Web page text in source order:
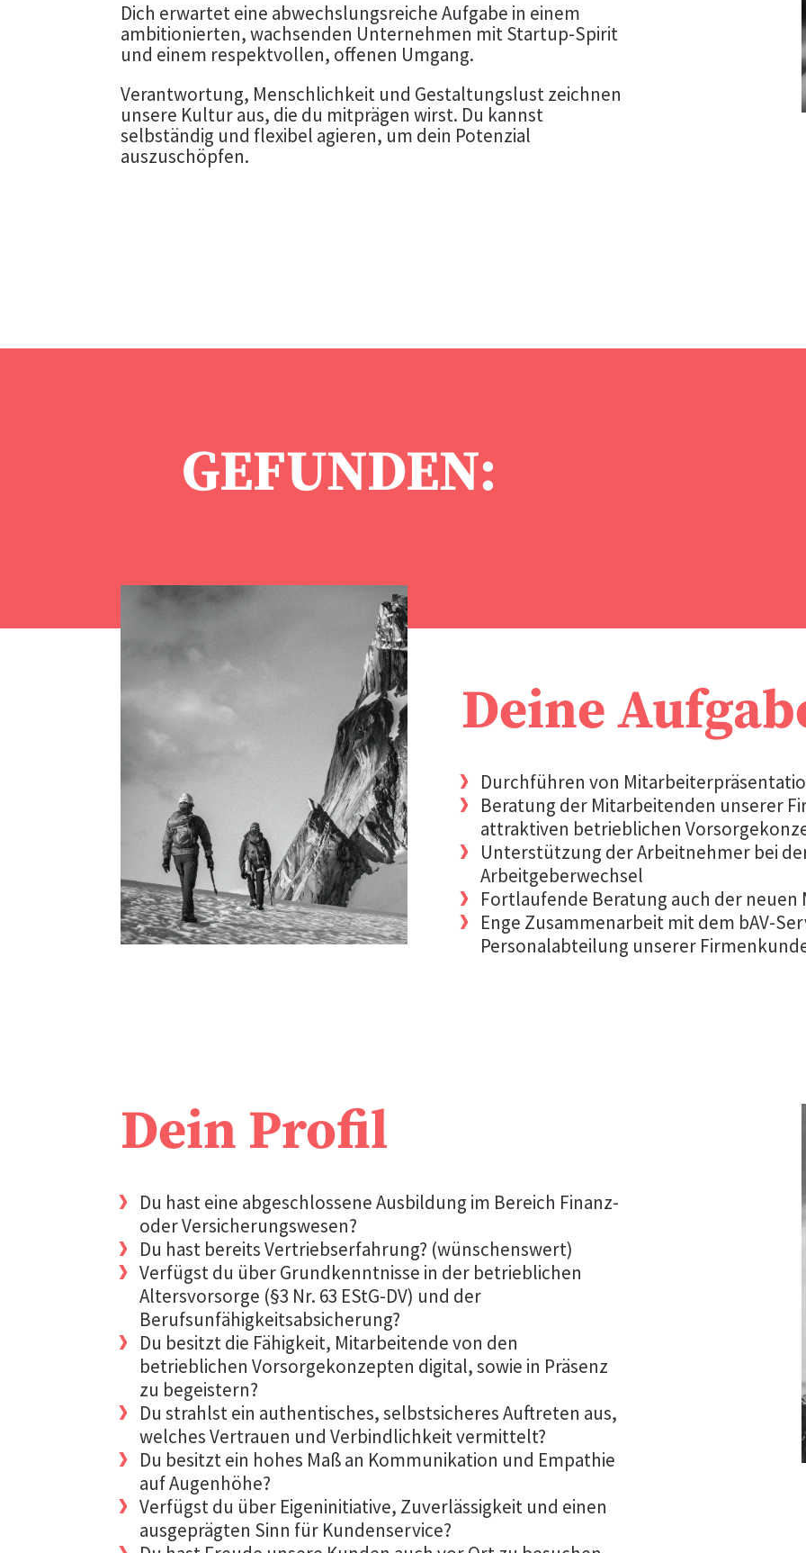
Dich erwartet eine abwechslungsreiche Aufgabe in einem
ambitionierten, wachsenden Unternehmen mit Startup-Spirit
und einem respektvollen, offenen Umgang.
Verantwortung, Menschlichkeit und Gestaltungslust zeichnen
unsere Kultur aus, die du mitprägen wirst. Du kannst
selbständig und flexibel agieren, um dein Potenzial
auszuschöpfen.
GEFUNDEN:
Deine
Durchführen von
Beratung der Mitarbeitenden unserer
attraktiven betrieblichen
Unterstützung der Arbeitnehmer bei
Arbeitgeberwechsel
Fortlaufende Beratung auch der neuen
Enge Zusammenarbeit mit dem bAV-
Personalabteilung unserer
Dein Profil
Du hast eine abgeschlossene Ausbildung im Bereich Finanz-
oder Versicherungswesen?
Du hast bereits Vertriebserfahrung? (wünschenswert)
Verfügst du über Grundkenntnisse in der betrieblichen
Altersvorsorge (§3 Nr. 63 EStG-DV) und der
Berufsunfähigkeitsabsicherung?
Du besitzt die Fähigkeit, Mitarbeitende von den
betrieblichen Vorsorgekonzepten digital, sowie in Präsenz
zu begeistern?
Du strahlst ein authentisches, selbstsicheres Auftreten aus,
welches Vertrauen und Verbindlichkeit vermittelt?
Du besitzt ein hohes Maß an Kommunikation und Empathie
auf Augenhöhe?
Verfügst du über Eigeninitiative, Zuverlässigkeit und einen
ausgeprägten Sinn für Kundenservice?